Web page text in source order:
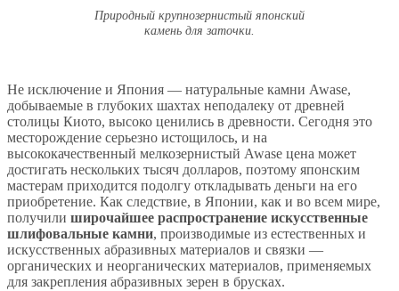
Природный крупнозернистый японский
камень для заточки.
Не исключение и Япония — натуральные камни Awase,
добываемые в глубоких шахтах неподалеку от древней
столицы Киото, высоко ценились в древности. Сегодня это
месторождение серьезно истощилось, и на
высококачественный мелкозернистый Awase цена может
достигать нескольких тысяч долларов, поэтому японским
мастерам приходится подолгу откладывать деньги на его
приобретение. Как следствие, в Японии, как и во всем мире,
получили широчайшее распространение искусственные
шлифовальные камни, производимые из естественных и
искусственных абразивных материалов и связки —
органических и неорганических материалов, применяемых
для закрепления абразивных зерен в брусках.